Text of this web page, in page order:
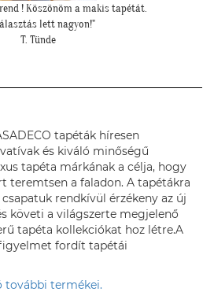
kép, gondoltam, hátha :)""
H. Sára
tapéták híresen
és kiváló minőségű
tapéta márkának a célja, hogy
teremtsen a faladon. A tapétákra
rendkívül érzékeny az új
követi a világszerte megjelenő
tapéta kollekciókat hoz létre.A
fordít tapétái
további termékei.